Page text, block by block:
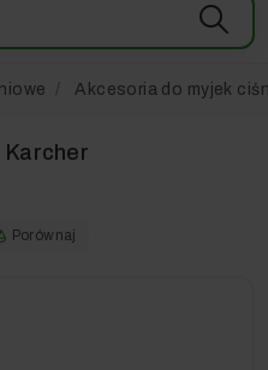
Akcesoria do myjek
Karcher
Porównaj